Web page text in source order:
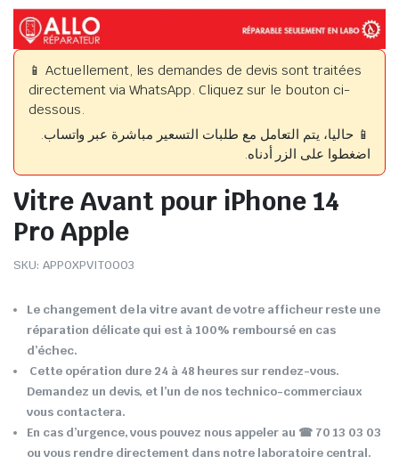
📱 Actuellement, les demandes de devis sont traitées
directement via WhatsApp. Cliquez sur le bouton ci-
dessous.
📱 حاليا، يتم التعامل مع طلبات التسعير مباشرة عبر واتساب.
اضغطوا على الزر أدناه.
Vitre Avant pour iPhone 14
Pro Apple
SKU: APPOXPVIT0003
Le changement de la vitre avant de votre afficheur reste une
réparation délicate qui est à 100% remboursé en cas
d’échec.
Cette opération dure 24 à 48 heures sur rendez-vous.
Demandez un devis, et l’un de nos technico-commerciaux
vous contactera.
En cas d’urgence, vous pouvez nous appeler au ☎ 70 13 03 03
ou vous rendre directement dans notre laboratoire central.